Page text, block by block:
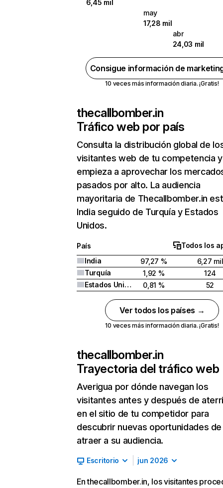
6,45 mil
may
17,28 mil
abr
24,03 mil
Consigue información de
10 veces más información diaria. ¡Gratis!
thecallbomber.in
Tráfico web por país
Consulta la distribución global de
visitantes web de tu competencia y
empieza a aprovechar los
pasados por alto. La audiencia
mayoritaria de Thecallbomber.in
India seguido de Turquía y Estados
Unidos.
País
Todos los
India
97,27 %
6,27 mil
Turquía
1,92 %
124
Estados Unidos
0,81 % 52
Ver todos los países →
10 veces más información diaria. ¡Gratis!
thecallbomber.in
Trayectoria del tráfico web
Averigua por dónde navegan los
visitantes antes y después de
en el sitio de tu competidor para
descubrir nuevas oportunidades de
atraer a su audiencia.
Escritorio jun 2026
En thecallbomber.in, los visitantes